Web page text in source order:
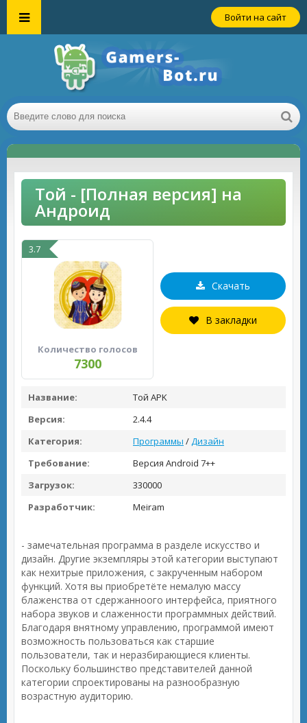
Войти на сайт
Той - [Полная версия] на
Андроид
3.7
Количество голосов
7300
Скачать
В закладки
Название:
Той APK
Версия:
2.4.4
Категория:
Программы /Дизайн
Требование:
Версия Android 7++
Загрузок:
330000
Разработчик:
Meiram
- замечательная программа в разделе искусство и
дизайн. Другие экземпляры этой категории выступают
как нехитрые приложения, с закрученным набором
функций. Хотя вы приобретёте немалую массу
блаженства от сдержанноого интерфейса, приятного
набора звуков и слаженности программных действий.
Благодаря внятному управлению, программой имеют
возможность пользоваться как старшие
пользователи, так и неразбирающиеся клиенты.
Поскольку большинство представителей данной
категории спроектированы на разнообразную
возрастную аудиторию.